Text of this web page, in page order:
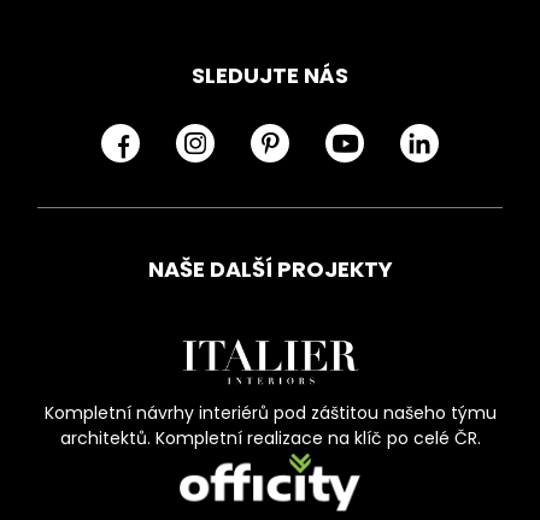
SLEDUJTE NÁS
NAŠE DALŠÍ PROJEKTY
Kompletní návrhy interiérů pod záštitou našeho týmu
architektů. Kompletní realizace na klíč po celé ČR.